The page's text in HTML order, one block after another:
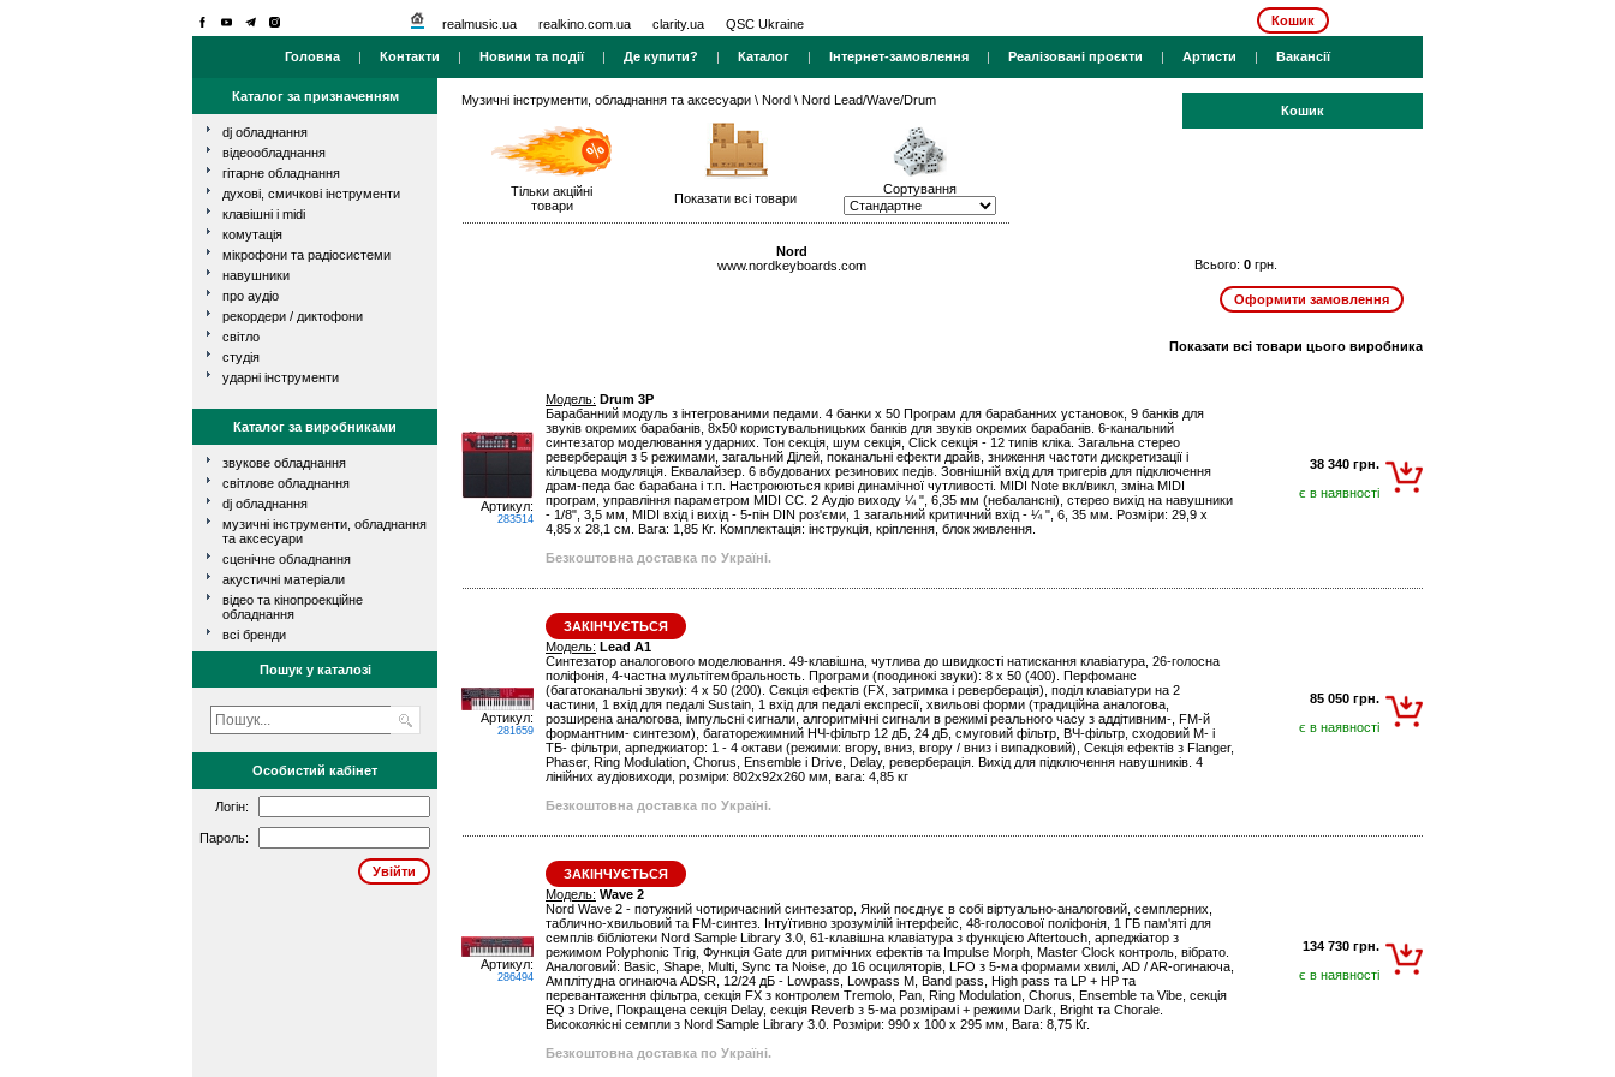
realmusic.ua realkino.com.ua clarity.ua QSC Ukraine Кошик
Головна | Контакти | Новини та події| Де купити? | Каталог | Інтернет-замовлення | Реалізовані проєкти | Артисти | Вакансії
Каталог за призначенням
dj обладнання
відеообладнання
гітарне обладнання
духові, смичкові інструменти
клавішні і midi
комутація
мікрофони та радіосистеми
навушники
про аудіо
рекордери / диктофони
світло
студія
ударні інструменти
Каталог за виробниками
звукове обладнання
світлове обладнання
dj обладнання
музичні інструменти, обладнання
та аксесуари
сценічне обладнання
акустичні матеріали
відео та кінопроекційне
обладнання
всі бренди
Пошук у каталозі
Особистий кабінет
Логін:
Пароль:
Музичні інструменти, обладнання та аксесуари \ Nord \ Nord Lead/Wave/Drum
Тільки акційні
товари
Показати всі товари
Сортування
Nord
www.nordkeyboards.com
Кошик
Всього: 0 грн.
Показати всі товари цього виробника
Артикул:
283514
Модель: Drum 3P
Барабанний модуль з інтегрованими педами. 4 банки x 50 Програм для барабанних установок, 9 банків для
звуків окремих барабанів, 8x50 користувальницьких банків для звуків окремих барабанів. 6-канальний
синтезатор моделювання ударних. Тон секція, шум секція, Click секція - 12 типів кліка. Загальна стерео
реверберація з 5 режимами, загальний Ділей, поканальні ефекти драйв, зниження частоти дискретизації і
кільцева модуляція. Еквалайзер. 6 вбудованих резинових педів. Зовнішній вхід для тригерів для підключення
драм-педа бас барабана і т.п. Настроюються криві динамічної чутливості. MIDI Note вкл/викл, зміна MIDI
програм, управління параметром MIDI CC. 2 Аудіо виходу ¼ ", 6,35 мм (небалансні), стерео вихід на навушники
- 1/8", 3,5 мм, MIDI вхід і вихід - 5-пін DIN роз'єми, 1 загальний критичний вхід - ¼ ", 6, 35 мм. Розміри: 29,9 x
4,85 x 28,1 см. Вага: 1,85 Кг. Комплектація: інструкція, кріплення, блок живлення.
Безкоштовна доставка по Україні.
38 340 грн.
є в наявності
Артикул:
281659
ЗАКІНЧУЄТЬСЯ
Модель: Lead A1
Синтезатор аналогового моделювання. 49-клавішна, чутлива до швидкості натискання клавіатура, 26-голосна
поліфонія, 4-частна мультітембральность. Програми (поодинокі звуки): 8 х 50 (400). Перфоманс
(багатоканальні звуки): 4 х 50 (200). Секція ефектів (FX, затримка і реверберація), поділ клавіатури на 2
частини, 1 вхід для педалі Sustain, 1 вхід для педалі експресії, хвильові форми (традиційна аналогова,
розширена аналогова, імпульсні сигнали, алгоритмічні сигнали в режимі реального часу з аддітивним-, FM-й
формантним- синтезом), багаторежимний НЧ-фільтр 12 дБ, 24 дБ, смуговий фільтр, ВЧ-фільтр, сходовий М- і
ТБ- фільтри, арпеджиатор: 1 - 4 октави (режими: вгору, вниз, вгору / вниз і випадковий), Секція ефектів з Flanger,
Phaser, Ring Modulation, Chorus, Ensemble і Drive, Delay, реверберація. Вихід для підключення навушників. 4
лінійних аудіовиходи, розміри: 802x92x260 мм, вага: 4,85 кг
Безкоштовна доставка по Україні.
85 050 грн.
є в наявності
Артикул:
286494
ЗАКІНЧУЄТЬСЯ
Модель: Wave 2
Nord Wave 2 - потужний чотиричасний синтезатор, Який поєднує в собі віртуально-аналоговий, семплерних,
таблично-хвильовий та FM-синтез. Інтуїтивно зрозумілій інтерфейс, 48-голосової поліфонія, 1 ГБ пам'яті для
семплів бібліотеки Nord Sample Library 3.0, 61-клавішна клавіатура з функцією Aftertouch, арпеджіатор з
режимом Polyphonic Trig, Функція Gate для ритмічних ефектів та Impulse Morph, Master Clock контроль, вібрато.
Аналоговий: Basic, Shape, Multi, Sync та Noise, до 16 осциляторів, LFO з 5-ма формами хвилі, AD / AR-огинаюча,
Амплітудна огинаюча ADSR, 12/24 дБ - Lowpass, Lowpass M, Band pass, High pass та LP + HP та
перевантаження фільтра, секція FX з контролем Tremolo, Pan, Ring Modulation, Chorus, Ensemble та Vibe, секція
EQ з Drive, Покращена секція Delay, секція Reverb з 5-ма розмірамі + режими Dark, Bright та Chorale.
Високоякісні семпли з Nord Sample Library 3.0. Розміри: 990 x 100 x 295 мм, Вага: 8,75 Кг.
Безкоштовна доставка по Україні.
134 730 грн.
є в наявності